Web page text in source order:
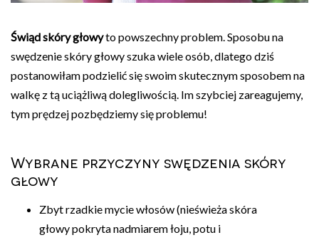
Świąd skóry głowyto powszechny problem. Sposobu na
swędzenie skóry głowy szuka wiele osób, dlatego dziś
postanowiłam podzielić się swoim skutecznym sposobem na
walkę z tą uciążliwą dolegliwością. Im szybciej zareagujemy,
tym prędzej pozbędziemy się problemu!
Wybrane przyczyny swędzenia skóry
głowy
Zbyt rzadkie mycie włosów (nieświeża skóra
głowy pokryta nadmiarem łoju, potu i